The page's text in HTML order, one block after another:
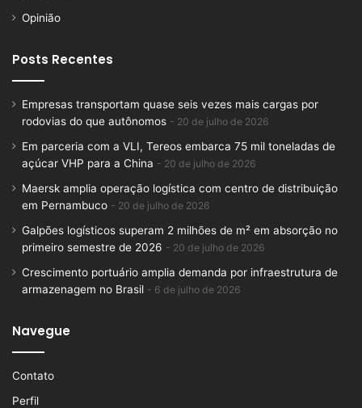
Opinião
Posts Recentes
Empresas transportam quase seis vezes mais cargas por
rodovias do que autônomos
20 de julho de 2026
Em parceria com a VLI, Tereos embarca 75 mil toneladas de
açúcar VHP para a China
20 de julho de 2026
Maersk amplia operação logística com centro de distribuição
em Pernambuco
20 de julho de 2026
Galpões logísticos superam 2 milhões de m² em absorção no
primeiro semestre de 2026
20 de julho de 2026
Crescimento portuário amplia demanda por infraestrutura de
armazenagem no Brasil
6 de julho de 2026
Navegue
Contato
Perfil